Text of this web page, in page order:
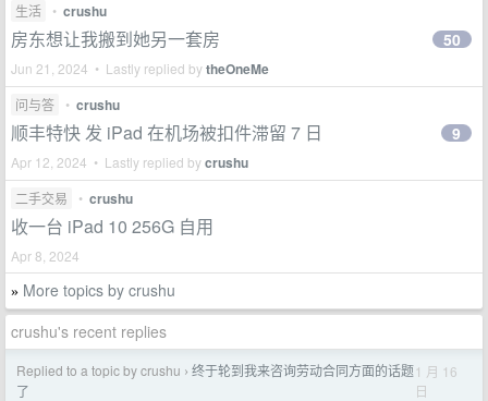
生活 • crushu
房东想让我搬到她另一套房
Jun 21, 2024 • Lastly replied bytheOneMe
50
问与答 • crushu
顺丰特快 发 iPad 在机场被扣件滞留 7 日
Apr 12, 2024 • Lastly replied bycrushu
9
二手交易 • crushu
收一台 iPad 10 256G 自用
Apr 8, 2024
» More topics by crushu
crushu's recent replies
Replied to a topic by crushu › 终于轮到我来咨询劳动合同方面的话题
了
1 月 16
日